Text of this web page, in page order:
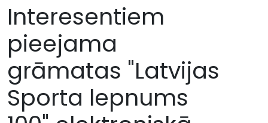
Interesentiem
pieejama
grāmatas "Latvijas
Sporta lepnums